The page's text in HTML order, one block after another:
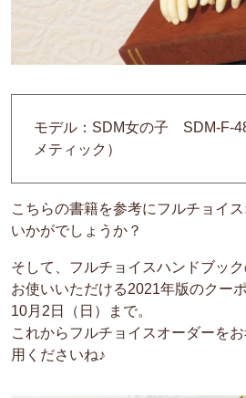
モデル：SDM女の子 SDM-F-
メティック）
こちらの書籍を参考にフルチョイ
いかがでしょうか？
そして、フルチョイスハンドブッ
お使いいただける2021年版のクー
10月2日（日）まで。
これからフルチョイスオーダーを
用くださいね♪